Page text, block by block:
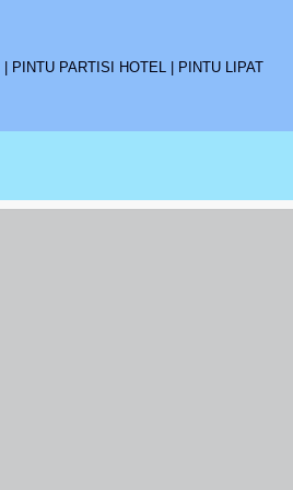
PINTU PARTISI HOTEL | PINTU LIPAT